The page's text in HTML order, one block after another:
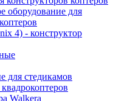
оборудование для
4) - конструктор
для стедикамов
Walkera